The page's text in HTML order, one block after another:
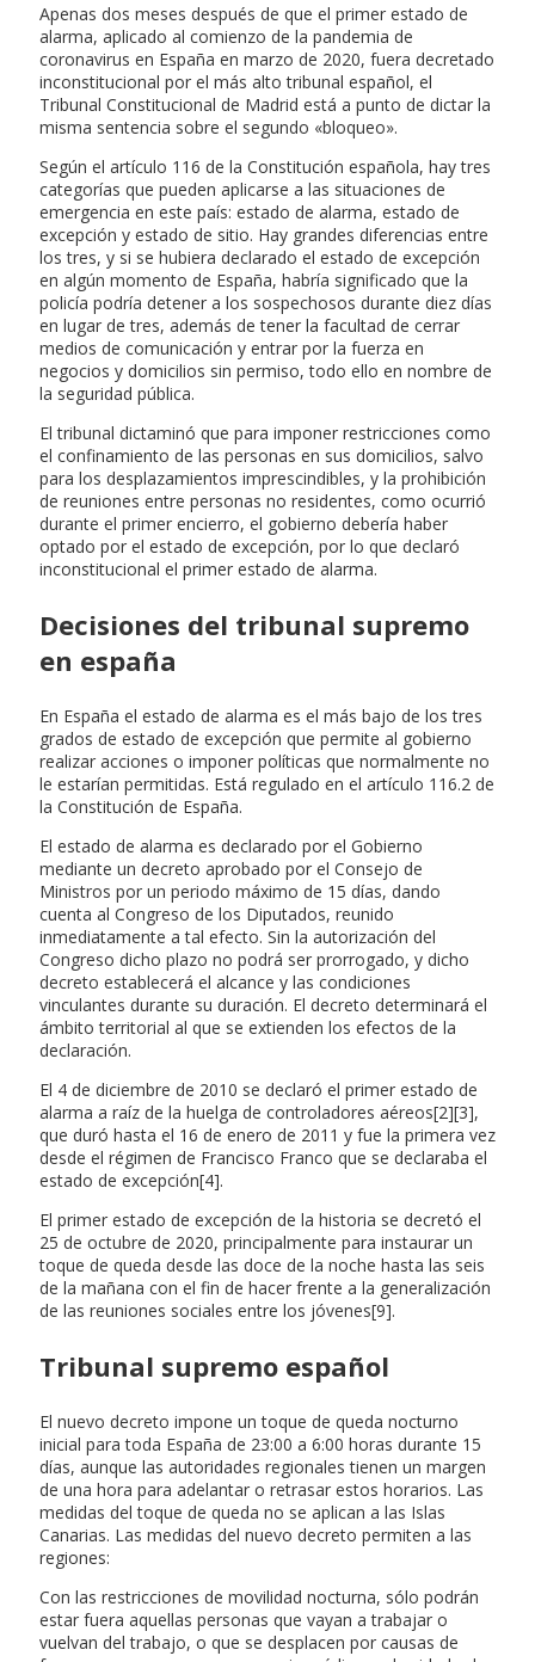
Apenas dos meses después de que el primer estado de
alarma, aplicado al comienzo de la pandemia de
coronavirus en España en marzo de 2020, fuera decretado
inconstitucional por el más alto tribunal español, el
Tribunal Constitucional de Madrid está a punto de dictar la
misma sentencia sobre el segundo «bloqueo».
Según el artículo 116 de la Constitución española, hay tres
categorías que pueden aplicarse a las situaciones de
emergencia en este país: estado de alarma, estado de
excepción y estado de sitio. Hay grandes diferencias entre
los tres, y si se hubiera declarado el estado de excepción
en algún momento de España, habría significado que la
policía podría detener a los sospechosos durante diez días
en lugar de tres, además de tener la facultad de cerrar
medios de comunicación y entrar por la fuerza en
negocios y domicilios sin permiso, todo ello en nombre de
la seguridad pública.
El tribunal dictaminó que para imponer restricciones como
el confinamiento de las personas en sus domicilios, salvo
para los desplazamientos imprescindibles, y la prohibición
de reuniones entre personas no residentes, como ocurrió
durante el primer encierro, el gobierno debería haber
optado por el estado de excepción, por lo que declaró
inconstitucional el primer estado de alarma.
Decisiones del tribunal supremo
en españa
En España el estado de alarma es el más bajo de los tres
grados de estado de excepción que permite al gobierno
realizar acciones o imponer políticas que normalmente no
le estarían permitidas. Está regulado en el artículo 116.2 de
la Constitución de España.
El estado de alarma es declarado por el Gobierno
mediante un decreto aprobado por el Consejo de
Ministros por un periodo máximo de 15 días, dando
cuenta al Congreso de los Diputados, reunido
inmediatamente a tal efecto. Sin la autorización del
Congreso dicho plazo no podrá ser prorrogado, y dicho
decreto establecerá el alcance y las condiciones
vinculantes durante su duración. El decreto determinará el
ámbito territorial al que se extienden los efectos de la
declaración.
El 4 de diciembre de 2010 se declaró el primer estado de
alarma a raíz de la huelga de controladores aéreos[2][3],
que duró hasta el 16 de enero de 2011 y fue la primera vez
desde el régimen de Francisco Franco que se declaraba el
estado de excepción[4].
El primer estado de excepción de la historia se decretó el
25 de octubre de 2020, principalmente para instaurar un
toque de queda desde las doce de la noche hasta las seis
de la mañana con el fin de hacer frente a la generalización
de las reuniones sociales entre los jóvenes[9].
Tribunal supremo español
El nuevo decreto impone un toque de queda nocturno
inicial para toda España de 23:00 a 6:00 horas durante 15
días, aunque las autoridades regionales tienen un margen
de una hora para adelantar o retrasar estos horarios. Las
medidas del toque de queda no se aplican a las Islas
Canarias. Las medidas del nuevo decreto permiten a las
regiones:
Con las restricciones de movilidad nocturna, sólo podrán
estar fuera aquellas personas que vayan a trabajar o
vuelvan del trabajo, o que se desplacen por causas de